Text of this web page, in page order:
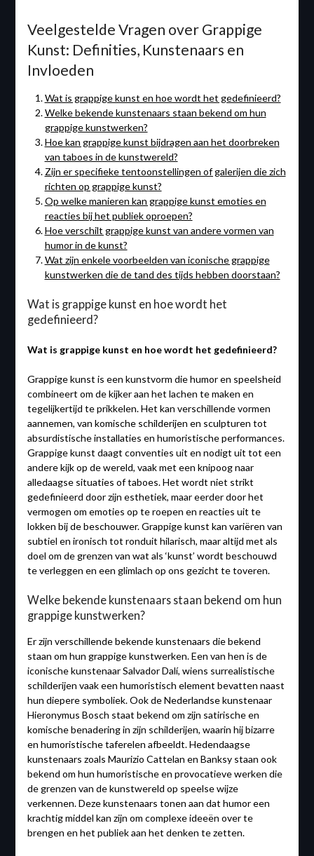
Veelgestelde Vragen over Grappige
Kunst: Definities, Kunstenaars en
Invloeden
Wat is grappige kunst en hoe wordt het gedefinieerd?
Welke bekende kunstenaars staan ​​bekend om hun
grappige kunstwerken?
Hoe kan grappige kunst bijdragen aan het doorbreken
van taboes in de kunstwereld?
Zijn er specifieke tentoonstellingen of galerijen die zich
richten op grappige kunst?
Op welke manieren kan grappige kunst emoties en
reacties bij het publiek oproepen?
Hoe verschilt grappige kunst van andere vormen van
humor in de kunst?
Wat zijn enkele voorbeelden van iconische grappige
kunstwerken die de tand des tijds hebben doorstaan?
Wat is grappige kunst en hoe wordt het
gedefinieerd?
Wat is grappige kunst en hoe wordt het gedefinieerd?
Grappige kunst is een kunstvorm die humor en speelsheid
combineert om de kijker aan het lachen te maken en
tegelijkertijd te prikkelen. Het kan verschillende vormen
aannemen, van komische schilderijen en sculpturen tot
absurdistische installaties en humoristische performances.
Grappige kunst daagt conventies uit en nodigt uit tot een
andere kijk op de wereld, vaak met een knipoog naar
alledaagse situaties of taboes. Het wordt niet strikt
gedefinieerd door zijn esthetiek, maar eerder door het
vermogen om emoties op te roepen en reacties uit te
lokken bij de beschouwer. Grappige kunst kan variëren van
subtiel en ironisch tot ronduit hilarisch, maar altijd met als
doel om de grenzen van wat als ‘kunst’ wordt beschouwd
te verleggen en een glimlach op ons gezicht te toveren.
Welke bekende kunstenaars staan ​​bekend om hun
grappige kunstwerken?
Er zijn verschillende bekende kunstenaars die bekend
staan om hun grappige kunstwerken. Een van hen is de
iconische kunstenaar Salvador Dalí, wiens surrealistische
schilderijen vaak een humoristisch element bevatten naast
hun diepere symboliek. Ook de Nederlandse kunstenaar
Hieronymus Bosch staat bekend om zijn satirische en
komische benadering in zijn schilderijen, waarin hij bizarre
en humoristische taferelen afbeeldt. Hedendaagse
kunstenaars zoals Maurizio Cattelan en Banksy staan ​​ook
bekend om hun humoristische en provocatieve werken die
de grenzen van de kunstwereld op speelse wijze
verkennen. Deze kunstenaars tonen aan dat humor een
krachtig middel kan zijn om complexe ideeën over te
brengen en het publiek aan het denken te zetten.